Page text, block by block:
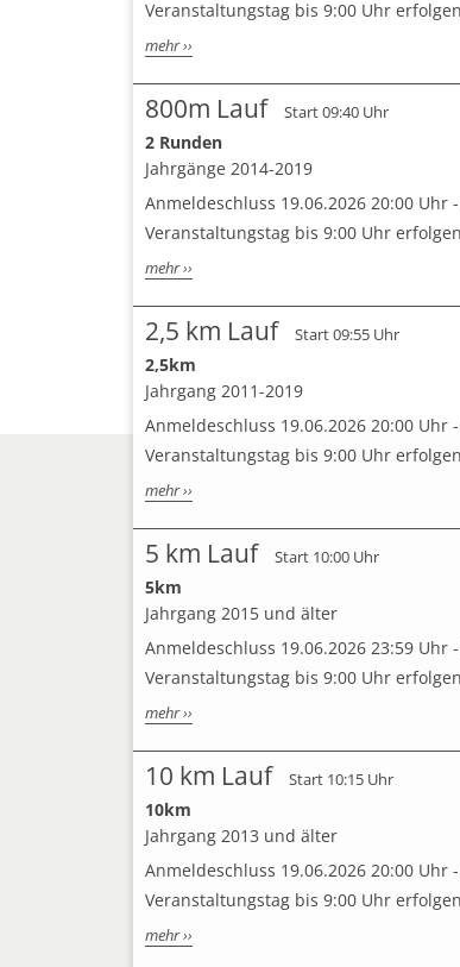
Veranstaltungstag bis 9:00 Uhr erfolgen
mehr ››
800m Lauf Start 09:40 Uhr
2 Runden
Jahrgänge 2014-2019
Anmeldeschluss 19.06.2026 20:00
Veranstaltungstag bis 9:00 Uhr erfolgen
mehr ››
2,5 km Lauf Start 09:55 Uhr
2,5km
Jahrgang 2011-2019
Anmeldeschluss 19.06.2026 20:00
Veranstaltungstag bis 9:00 Uhr
mehr ››
5 km Lauf Start 10:00 Uhr
5km
Jahrgang 2015 und älter
Anmeldeschluss 19.06.2026 23:59
Veranstaltungstag bis 9:00 Uhr
mehr ››
10 km Lauf Start 10:15 Uhr
10km
Jahrgang 2013 und älter
Anmeldeschluss 19.06.2026 20:00
Veranstaltungstag bis 9:00 Uhr
mehr ››